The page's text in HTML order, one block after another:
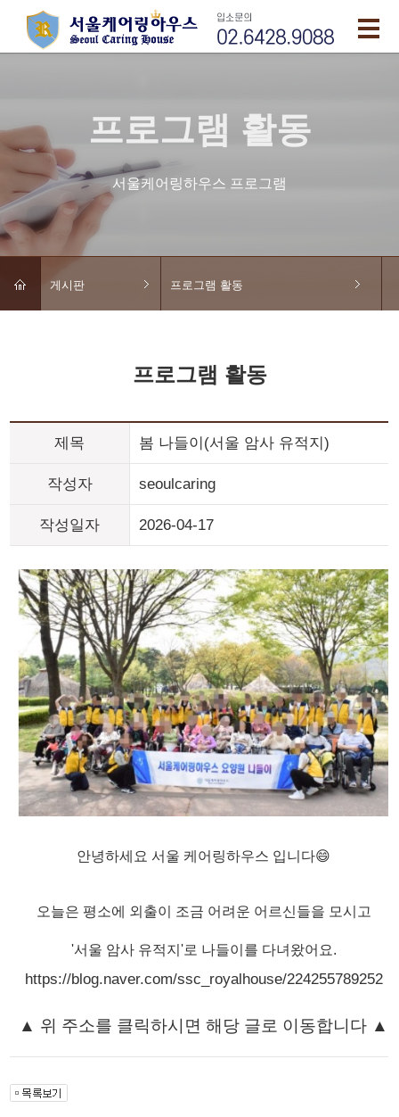
프로그램 활동
서울케어링하우스 프로그램
게시판 프로그램 활동
프로그램 활동
제목 봄 나들이(서울 암사 유적지)
작성자 seoulcaring
작성일자 2026-04-17
안녕하세요 서울 케어링하우스 입니다😄
오늘은 평소에 외출이 조금 어려운 어르신들을 모시고
'서울 암사 유적지'로 나들이를 다녀왔어요.
https://blog.naver.com/ssc_royalhouse/224255789252
▲ 위 주소를 클릭하시면 해당 글로 이동합니다 ▲